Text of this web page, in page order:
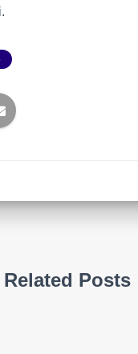
Related Posts